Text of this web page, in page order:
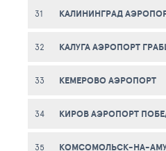
31 КАЛИНИНГРАД
32 КАЛУГА АЭРОПОРТ
33 КЕМЕРОВО АЭРОПОРТ
34 КИРОВ АЭРОПОРТ
35